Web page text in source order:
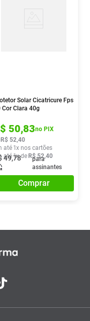
Solar Cicatricure Fps
Cor Clara 40g
50,83no PIX
R$ 52,40
até 1x nos cartões
até1x de R$ 52,40
49,78
para
assinantes
Comprar